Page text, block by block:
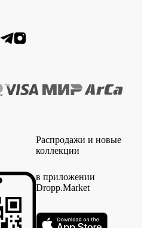
Распродажи и новые
коллекции
в приложении
Dropp.Market